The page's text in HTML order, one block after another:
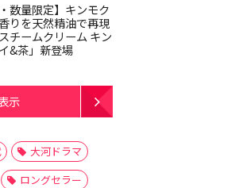
・数量限定】キンモク
りを天然精油で再現
チームクリーム キン
&茶」新登場
示
大河ドラマ
ロングセラー